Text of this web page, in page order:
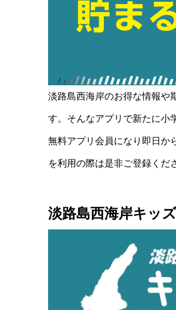
淡路島西海岸のお得な情報や
す。そんなアプリで新たに小
無料アプリ会員になり即日か
を利用の際は是非ご登録くだ
淡路島西海岸キッ